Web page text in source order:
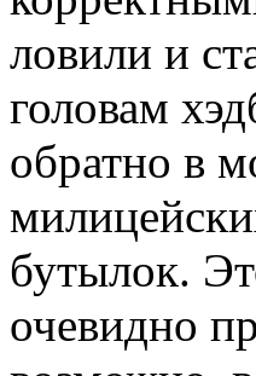
ловили и
головам
обратно в
бутылок.
очевидно